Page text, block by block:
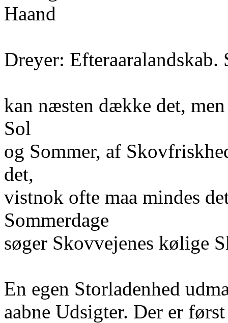
Haand
Dreyer:
kan næsten dække det,
Sol
og Sommer, af
det,
vistnok ofte maa mindes
Sommerdage
søger Skovvejenes kølige
En egen Storladenhed
aabne Udsigter. Der er